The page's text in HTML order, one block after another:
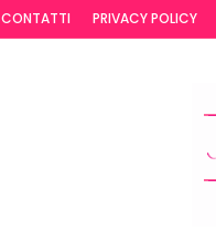
CONTATTI PRIVACY POLICY